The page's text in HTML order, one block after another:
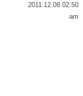
2011.12.08 02:50
am